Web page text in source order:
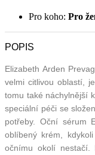
Pro koho: Pro
POPIS
Elizabeth Arden
velmi citlivou oblastí,
tomu také náchylnější
speciální péči se
potřeby. Oční sérum
oblíbený krém,
očnímu okolí